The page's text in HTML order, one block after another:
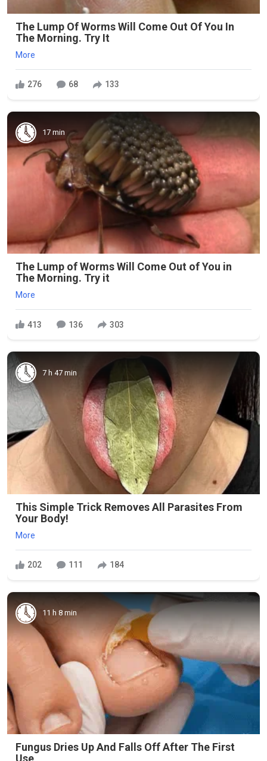
The Lump Of Worms Will Come Out Of You In
The Morning. Try It
More
276 68 133
17 min
The Lump of Worms Will Come Out of You in
The Morning. Try it
More
413 136 303
7 h 47 min
This Simple Trick Removes All Parasites From
Your Body!
More
202 111 184
11 h 8 min
Fungus Dries Up And Falls Off After The First
Use